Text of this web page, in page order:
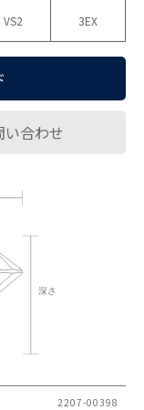
VS2 3EX
い合わせ
2207-00398